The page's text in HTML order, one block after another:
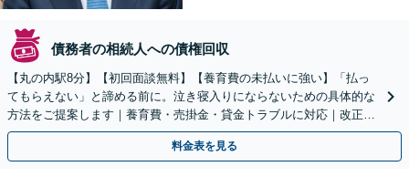
債務者の相続人への債権回収
【丸の内駅8分】【初回面談無料】【養育費の未払いに強い】「払っ
てもらえない」と諦める前に。泣き寝入りにならないための具体的な
方法をご提案します｜養育費・売掛金・貸金トラブルに対応｜改正さ
れた財産開示手続を活用【土日相談可能】
料金表を見る